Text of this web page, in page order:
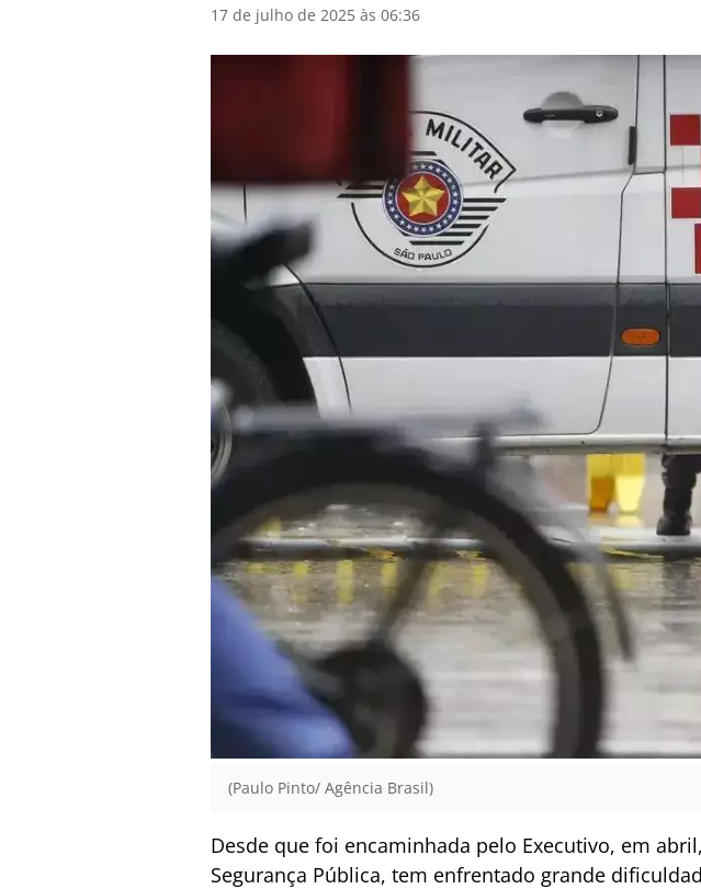
17 de julho de 2025 às 06:36
(Paulo Pinto/ Agência Brasil)
Desde que foi encaminhada pelo Executivo, em
Segurança Pública, tem enfrentado grande